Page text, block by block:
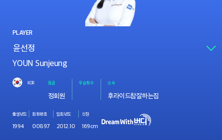
PLAYER
YOUN Sunjeung
KOR 등급
정회원
우승횟수 소속
후라이드참잘하는집
출생년도
1994
회원번호
00897
입회년도
2012.10
신장
169cm